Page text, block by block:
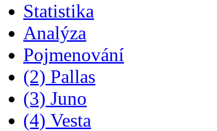
Statistika
Analýza
Pojmenování
(2) Pallas
(3) Juno
(4) Vesta